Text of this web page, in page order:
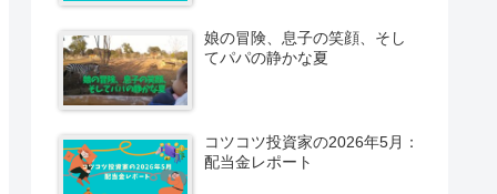
娘の冒険、息子の笑顔、そし
てパパの静かな夏
コツコツ投資家の2026年5月：
配当金レポート